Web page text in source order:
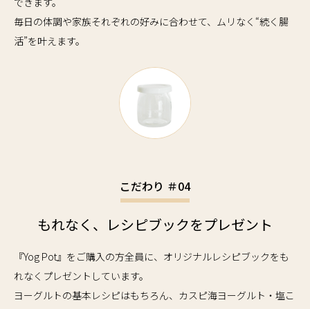
毎日の体調や家族それぞれの好みに合わせて、ムリなく“続く腸
活”を叶えます。
こだわり ＃04
もれなく、レシピブックをプレゼント
『Yog Pot』をご購入の方全員に、オリジナルレシピブックをも
れなくプレゼントしています。
ヨーグルトの基本レシピはもちろん、カスピ海ヨーグルト・塩こ